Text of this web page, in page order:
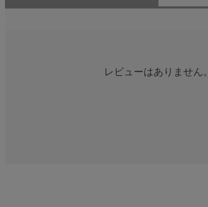
レビューはありません。